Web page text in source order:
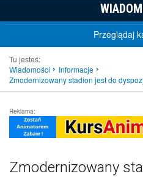
Przeglądaj
Tu jesteś:
Wiadomości
Informacje
Zmodernizowany stadion jest do
Reklama:
Zmodernizowany